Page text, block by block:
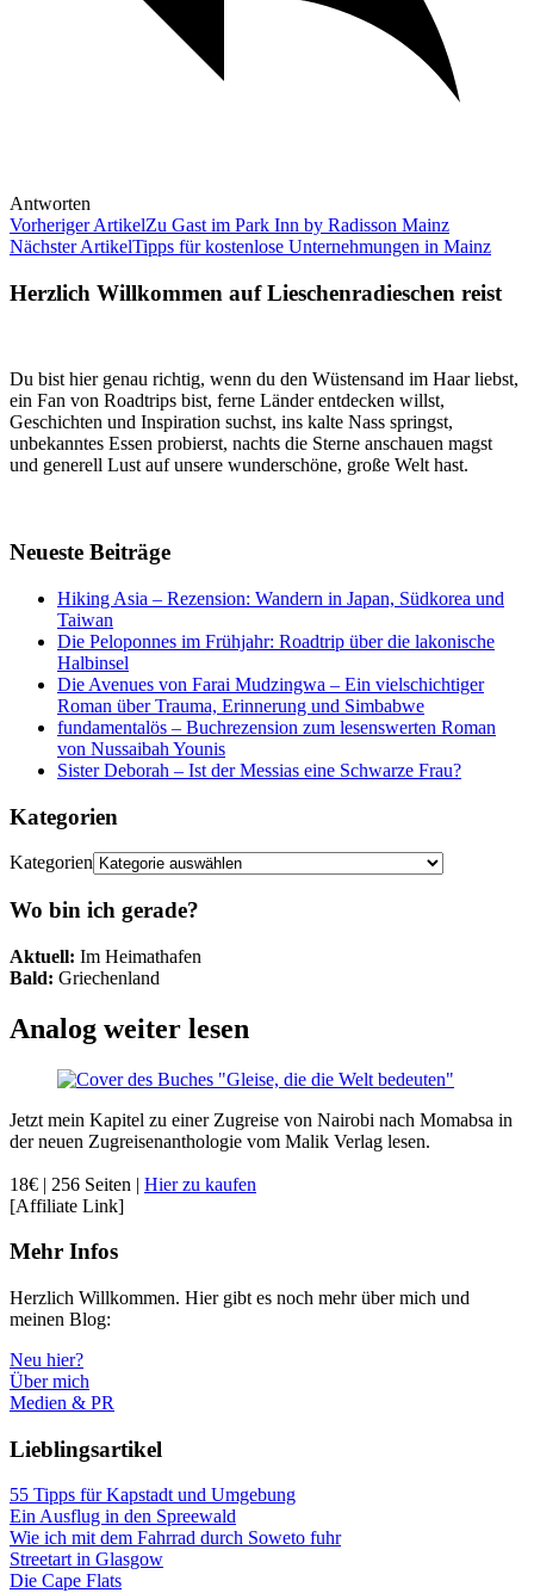
Antworten
Vorheriger ArtikelZu Gast im Park Inn by Radisson Mainz
Nächster ArtikelTipps für kostenlose Unternehmungen in Mainz
Herzlich Willkommen auf Lieschenradieschen reist
Du bist hier genau richtig, wenn du den Wüstensand im Haar liebst,
ein Fan von Roadtrips bist, ferne Länder entdecken willst,
Geschichten und Inspiration suchst, ins kalte Nass springst,
unbekanntes Essen probierst, nachts die Sterne anschauen magst
und generell Lust auf unsere wunderschöne, große Welt hast.
Neueste Beiträge
Hiking Asia – Rezension: Wandern in Japan, Südkorea und
Taiwan
Die Peloponnes im Frühjahr: Roadtrip über die lakonische
Halbinsel
Die Avenues von Farai Mudzingwa – Ein vielschichtiger
Roman über Trauma, Erinnerung und Simbabwe
fundamentalös – Buchrezension zum lesenswerten Roman
von Nussaibah Younis
Sister Deborah – Ist der Messias eine Schwarze Frau?
Kategorien
Kategorien
Wo bin ich gerade?
Aktuell: Im Heimathafen
Bald: Griechenland
Analog weiter lesen
Jetzt mein Kapitel zu einer Zugreise von Nairobi nach Momabsa in
der neuen Zugreisenanthologie vom Malik Verlag lesen.
18€ | 256 Seiten | Hier zu kaufen
[Affiliate Link]
Mehr Infos
Herzlich Willkommen. Hier gibt es noch mehr über mich und
meinen Blog:
Neu hier?
Über mich
Medien & PR
Lieblingsartikel
55 Tipps für Kapstadt und Umgebung
Ein Ausflug in den Spreewald
Wie ich mit dem Fahrrad durch Soweto fuhr
Streetart in Glasgow
Die Cape Flats